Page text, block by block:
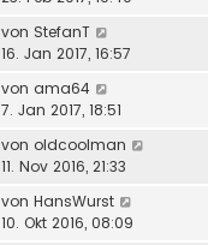
von StefanT
16. Jan 2017, 16:57
von ama64
7. Jan 2017, 18:51
von oldcoolman
11. Nov 2016, 21:33
von HansWurst
10. Okt 2016, 08:09